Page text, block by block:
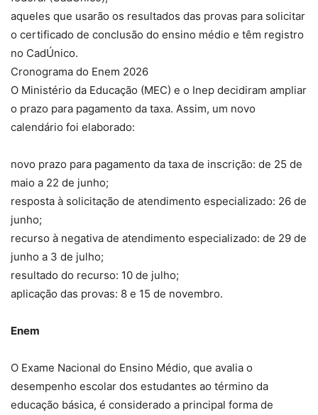
aqueles que usarão os resultados das provas para solicitar
o certificado de conclusão do ensino médio e têm registro
no CadÚnico.
Cronograma do Enem 2026
O Ministério da Educação (MEC) e o Inep decidiram ampliar
o prazo para pagamento da taxa. Assim, um novo
calendário foi elaborado:
novo prazo para pagamento da taxa de inscrição: de 25 de
maio a 22 de junho;
resposta à solicitação de atendimento especializado: 26 de
junho;
recurso à negativa de atendimento especializado: de 29 de
junho a 3 de julho;
resultado do recurso: 10 de julho;
aplicação das provas: 8 e 15 de novembro.
Enem
O Exame Nacional do Ensino Médio, que avalia o
desempenho escolar dos estudantes ao término da
educação básica, é considerado a principal forma de